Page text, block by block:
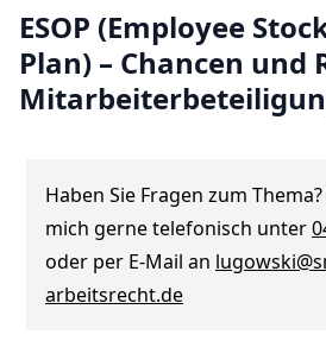
ESOP (Employee
Plan) – Chancen und
Haben Sie Fragen zum
mich gerne telefonisch unter
oder per E-Mail an
arbeitsrecht.de